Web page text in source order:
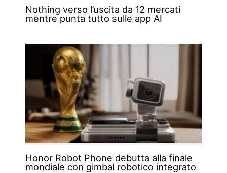
Nothing verso l’uscita da 12 mercati
mentre punta tutto sulle app AI
Honor Robot Phone debutta alla finale
mondiale con gimbal robotico integrato